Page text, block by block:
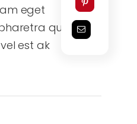
eget
quis.
est ak